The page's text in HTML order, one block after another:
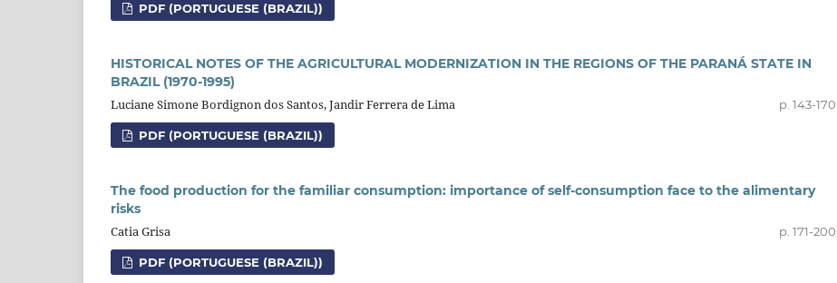
PDF (PORTUGUESE (BRAZIL))
HISTORICAL NOTES OF THE AGRICULTURAL MODERNIZATION IN THE REGIONS OF THE PARANÁ STATE IN
BRAZIL (1970-1995)
Luciane Simone Bordignon dos Santos, Jandir Ferrera de Lima
p. 143-170
PDF (PORTUGUESE (BRAZIL))
The food production for the familiar consumption: importance of self-consumption face to the alimentary
risks
Catia Grisa
p. 171-200
PDF (PORTUGUESE (BRAZIL))